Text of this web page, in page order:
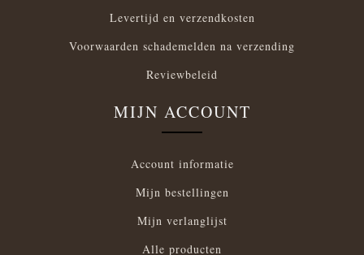
Levertijd en verzendkosten
Voorwaarden schademelden na verzending
Reviewbeleid
MIJN ACCOUNT
Account informatie
Mijn bestellingen
Mijn verlanglijst
Alle producten